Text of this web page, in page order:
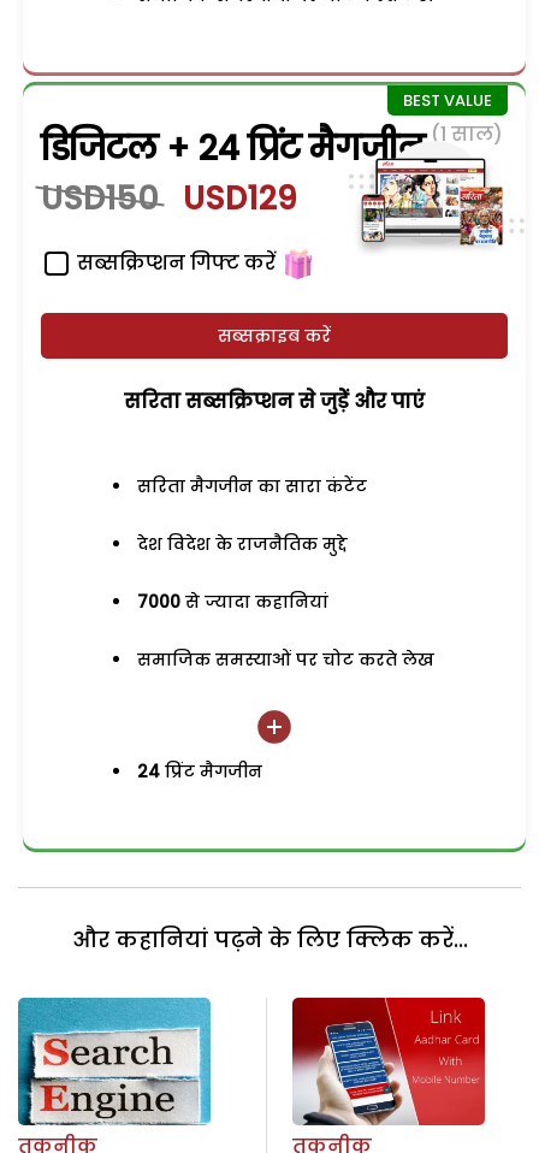
डिजिटल + 24 प्रिंट मैगजीन (1 साल)
USD150 USD129
सब्सक्रिप्शन गिफ्ट करें
सब्सक्राइब करें
सरिता सब्सक्रिप्शन से जुड़ेें और पाएं
सरिता मैगजीन का सारा कंटेंट
देश विदेश के राजनैतिक मुद्दे
7000 से ज्यादा कहानियां
समाजिक समस्याओं पर चोट करते लेख
24 प्रिंट मैगजीन
और कहानियां पढ़ने के लिए क्लिक करें...
तकनीक
तकनीक